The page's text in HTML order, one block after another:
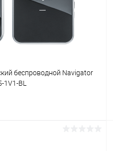
В наличии
беспроводной Navigator
1V1-BL